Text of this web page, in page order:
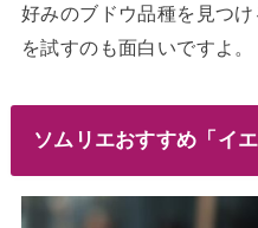
好みのブドウ品種を見つ
を試すのも面白いですよ。
ソムリエおすすめ「イ